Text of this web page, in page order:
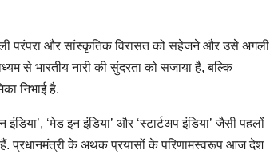
परंपरा और सांस्कृतिक विरासत को सहेजने और उसे अगली
से भारतीय नारी की सुंदरता को सजाया है, बल्कि
निभाई है.
‘मेड इन इंडिया’ और ‘स्टार्टअप इंडिया’ जैसी पहलों
हैं. प्रधानमंत्री के अथक प्रयासों के परिणामस्वरूप आज देश